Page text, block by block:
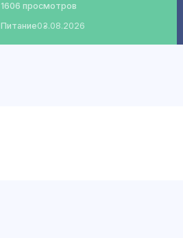
1606 просмотров
Питание03.08.2026